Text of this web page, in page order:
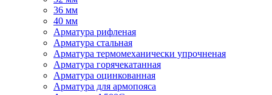
36 мм
40 мм
Арматура рифленая
Арматура стальная
Арматура термомеханически упрочненая
Арматура горячекатанная
Арматура оцинкованная
Арматура для армопояса